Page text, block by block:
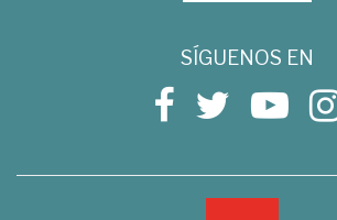
SÍGUENOS EN